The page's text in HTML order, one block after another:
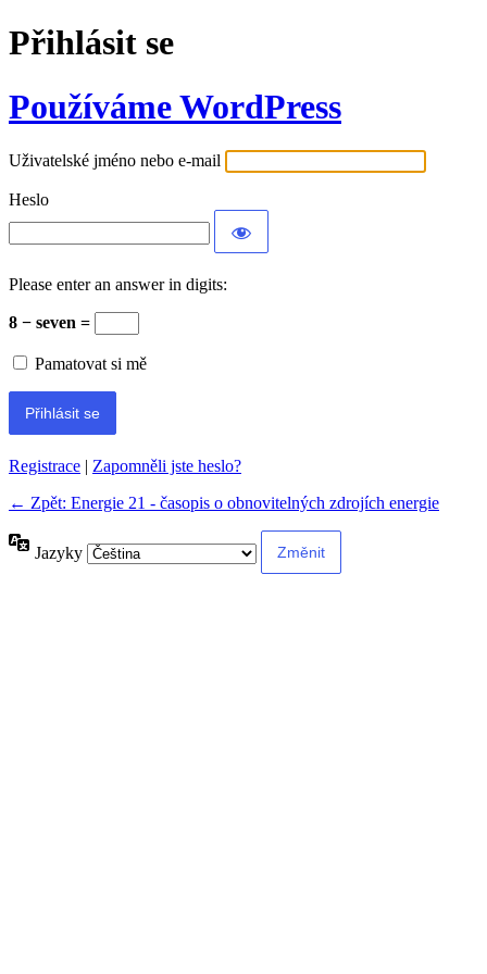
Přihlásit se
Používáme WordPress
Uživatelské jméno nebo e-mail
Heslo
Please enter an answer in digits:
8 − seven =
Pamatovat si mě
Registrace | Zapomněli jste heslo?
← Zpět: Energie 21 - časopis o obnovitelných zdrojích energie
Jazyky